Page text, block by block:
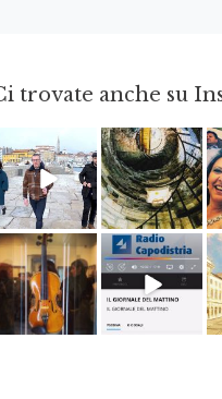
trovate anche su
Feb 16 Ago 3
Apr 8 Dic 14